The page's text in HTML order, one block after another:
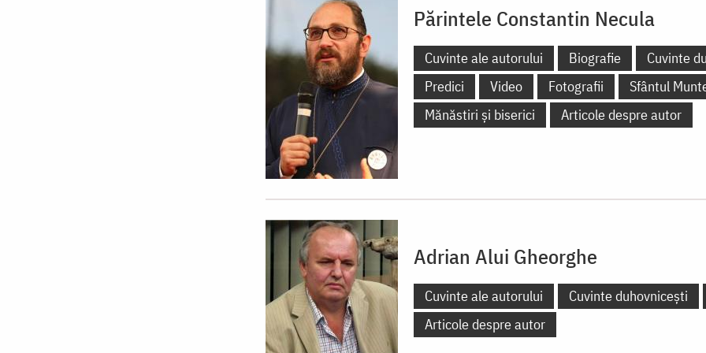
Părintele Constantin Necula
Cuvinte ale autorului Biografie
Cuvinte
Predici
Video Fotografii
Sfântul
Mănăstiri și biserici
Articole despre autor
Adrian Alui Gheorghe
Cuvinte ale autorului Cuvinte duhovnicești
Articole despre autor